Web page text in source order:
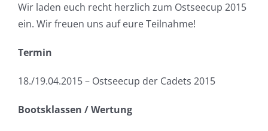
Wir laden euch recht herzlich zum Ostseecup 2015
ein. Wir freuen uns auf eure Teilnahme!
Termin
18./19.04.2015 – Ostseecup der Cadets 2015
Bootsklassen / Wertung